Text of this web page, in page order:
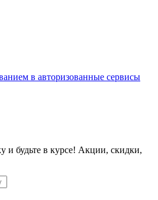
в авторизованные сервисы
и будьте в курсе! Акции, скидки,